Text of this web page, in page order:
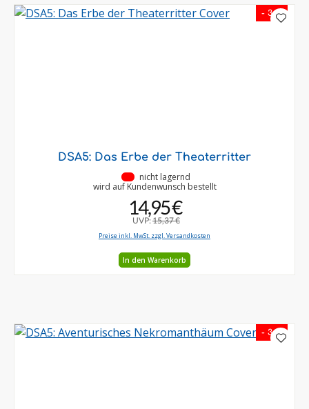
- 3 %
DSA5: Das Erbe der Theaterritter
nicht lagernd
wird auf Kundenwunsch bestellt
14,95 €
UVP: 15,37 €
Preise inkl. MwSt. zzgl. Versandkosten
In den Warenkorb
- 3 %